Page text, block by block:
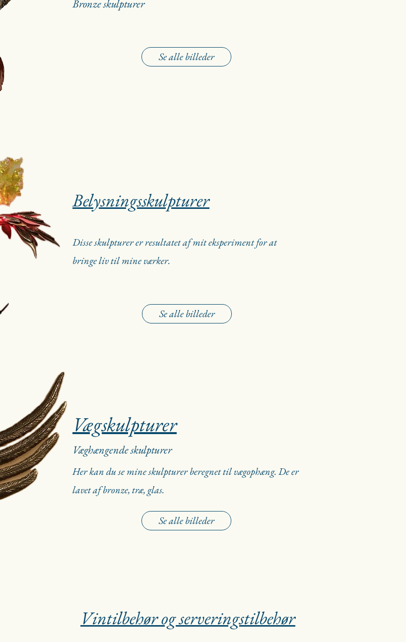
Bronze skulpturer
Se alle billeder
Belysningsskulpturer
Disse skulpturer er resultatet af mit eksperiment for at
bringe liv til mine værker.
Se alle billeder
Vægskulpturer
Væghængende skulpturer
Her kan du se mine skulpturer beregnet til vægophæng. De er
lavet af bronze, træ, glas.
Se alle billeder
Vintilbehør og serveringstilbehør